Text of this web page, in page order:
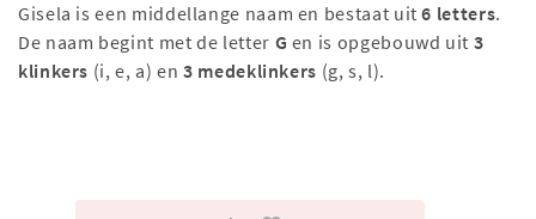
Gisela is een middellange naam en bestaat uit6 letters.
De naam begint met de letter G en is opgebouwd uit 3
klinkers (i, e, a) en3 medeklinkers (g, s, l).